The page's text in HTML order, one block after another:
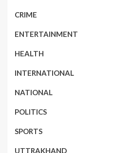
CRIME
ENTERTAINMENT
HEALTH
INTERNATIONAL
NATIONAL
POLITICS
SPORTS
UTTRAKHAND